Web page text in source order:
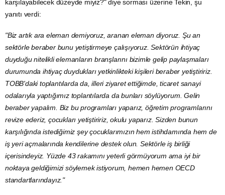
karşılayabilecek düzeyde miyiz?" diye sorması üzerine Tekin, şu
yanıtı verdi:
"Biz artık ara eleman demiyoruz, aranan eleman diyoruz. Şu an
sektörle beraber bunu yetiştirmeye çalışıyoruz. Sektörün ihtiyaç
duyduğu nitelikli elemanların branşlarını bizimle gelip paylaşmaları
durumunda ihtiyaç duydukları yetkinlikteki kişileri beraber yetiştiririz.
TOBB'daki toplantılarda da, illeri ziyaret ettiğimde, ticaret sanayi
odalarıyla yaptığımız toplantılarda da bunları söylüyorum. Gelin
beraber yapalım. Biz bu programları yaparız, öğretim programlarını
revize ederiz, çocukları yetiştiririz, okulu yaparız. Sizden bunun
karşılığında istediğimiz şey çocuklarımızın hem istihdamında hem de
iş yeri açmalarında kendilerine destek olun. Sektörle iş birliği
içerisindeyiz. Yüzde 43 rakamını yeterli görmüyorum ama iyi bir
noktaya geldiğimizi söylemek istiyorum, hemen hemen OECD
standartlarındayız."